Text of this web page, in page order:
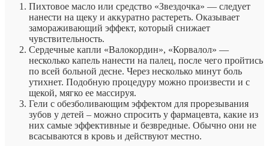
Пихтовое масло или средство «Звездочка» — следует
нанести на щеку и аккуратно растереть. Оказывает
замораживающий эффект, который снижает
чувствительность.
Сердечные капли «Валокордин», «Корвалол» —
несколько капель нанести на палец, после чего пройтись
по всей больной десне. Через несколько минут боль
утихнет. Подобную процедуру можно произвести и с
щекой, мягко ее массируя.
Гели с обезболивающим эффектом для прорезывания
зубов у детей – можно спросить у фармацевта, какие из
них самые эффективные и безвредные. Обычно они не
всасываются в кровь и действуют местно.